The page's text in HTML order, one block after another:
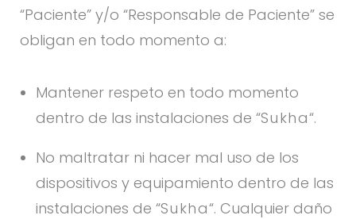
“Paciente” y/o “Responsable de Paciente” se
obligan en todo momento a:
Mantener respeto en todo momento
dentro de las instalaciones de “Sukha“.
No maltratar ni hacer mal uso de los
dispositivos y equipamiento dentro de las
instalaciones de “Sukha“. Cualquier daño